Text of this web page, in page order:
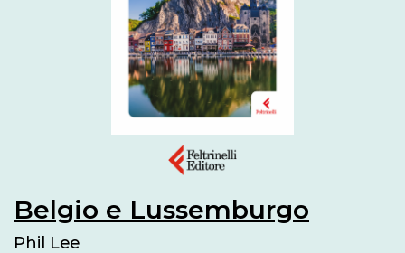
Belgio e Lussemburgo
Phil Lee